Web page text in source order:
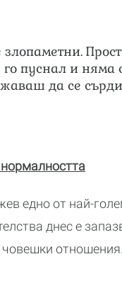
злопаметни.
го пуснал и няма
да се
едно от най-
днес е
отношения.